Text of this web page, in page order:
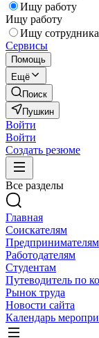
Ищу работу
Ищу работу
Ищу сотрудника
Сервисы
Помощь
Ещё
Поиск
Пушкин
Войти
Войти
Создать резюме
Все разделы
Главная
Соискателям
Предпринимателям
Работодателям
Студентам
Путеводитель по
Рынок труда
Новости сайта
Календарь